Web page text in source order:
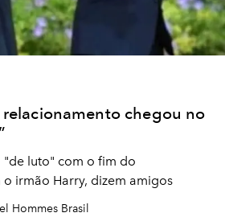
chegou no
"de luto" com o fim do
irmão Harry, dizem amigos
Hommes Brasil